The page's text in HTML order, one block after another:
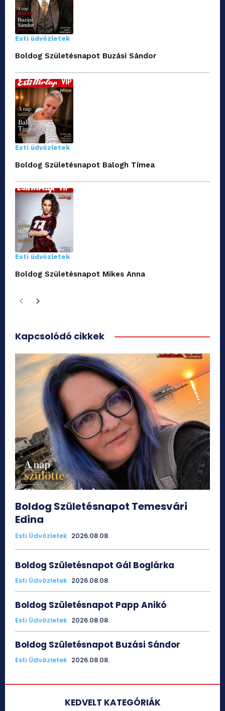
Esti üdvözletek
Boldog Születésnapot Buzási Sándor
Esti üdvözletek
Boldog Születésnapot Balogh Tímea
Esti üdvözletek
Boldog Születésnapot Mikes Anna
Kapcsolódó cikkek
Boldog Születésnapot Temesvári
Edina
Esti Üdvözletek 2026.08.08.
Boldog Születésnapot Gál Boglárka
Esti Üdvözletek 2026.08.08.
Boldog Születésnapot Papp Anikó
Esti Üdvözletek 2026.08.08.
Boldog Születésnapot Buzási Sándor
Esti Üdvözletek 2026.08.08.
KEDVELT KATEGÓRIÁK